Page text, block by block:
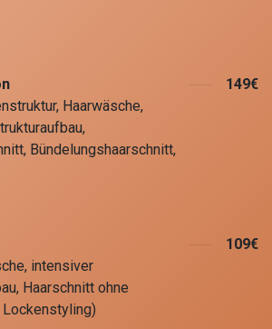
Haarwäsche,
Bündelungshaarschnitt,
149€
intensiver
Haarschnitt ohne
109€